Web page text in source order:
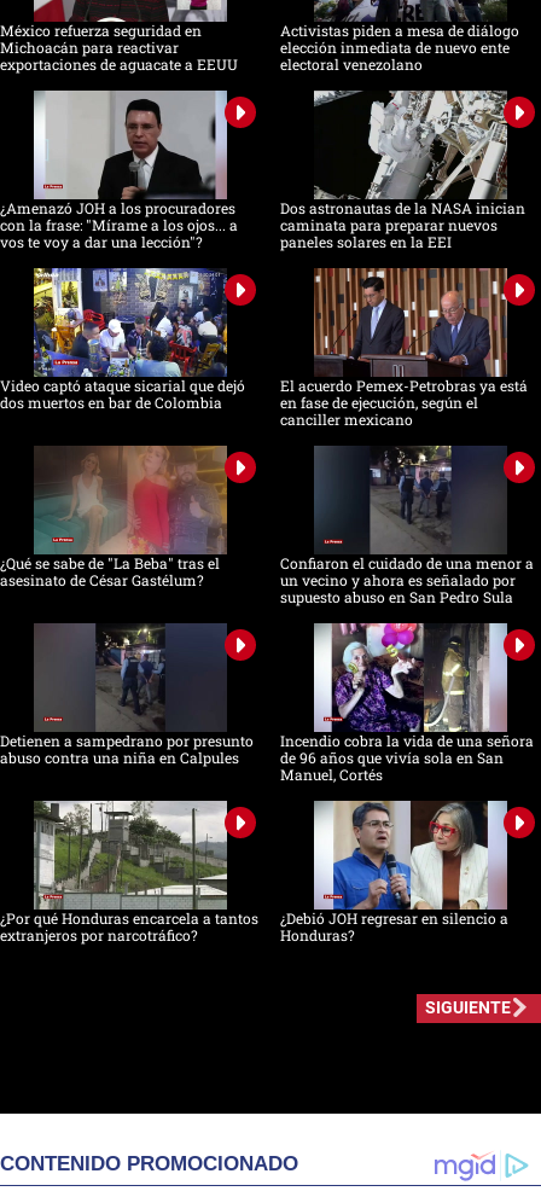
México refuerza seguridad en
Michoacán para reactivar
exportaciones de aguacate a EEUU
Activistas piden a mesa de diálogo
elección inmediata de nuevo ente
electoral venezolano
¿Amenazó JOH a los procuradores
con la frase: "Mírame a los ojos... a
vos te voy a dar una lección"?
Dos astronautas de la NASA inician
caminata para preparar nuevos
paneles solares en la EEI
Video captó ataque sicarial que dejó
dos muertos en bar de Colombia
El acuerdo Pemex-Petrobras ya está
en fase de ejecución, según el
canciller mexicano
¿Qué se sabe de "La Beba" tras el
asesinato de César Gastélum?
Confiaron el cuidado de una menor a
un vecino y ahora es señalado por
supuesto abuso en San Pedro Sula
Detienen a sampedrano por presunto
abuso contra una niña en Calpules
Incendio cobra la vida de una señora
de 96 años que vivía sola en San
Manuel, Cortés
¿Por qué Honduras encarcela a tantos
extranjeros por narcotráfico?
¿Debió JOH regresar en silencio a
Honduras?
SIGUIENTE
CONTENIDO PROMOCIONADO